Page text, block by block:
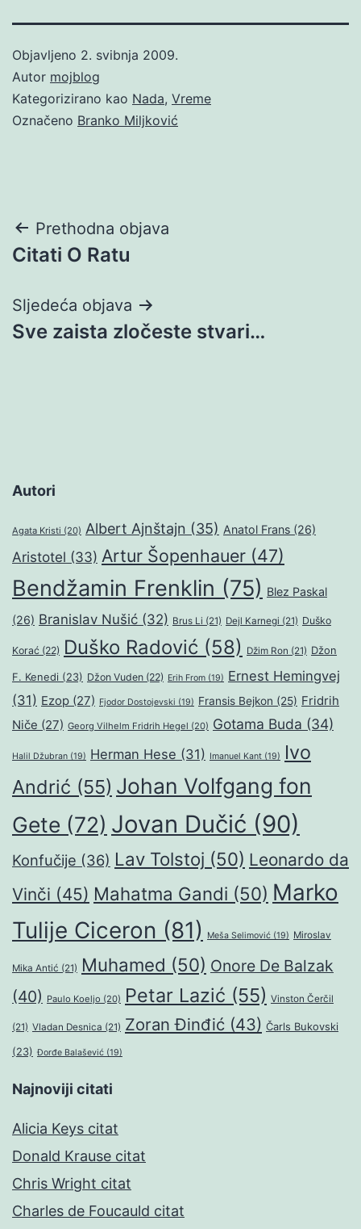
Objavljeno 2. svibnja 2009.
Autor mojblog
Kategorizirano kao Nada, Vreme
Označeno Branko Miljković
Navigacija
objava
Prethodna objava
Citati O Ratu
Sljedeća objava
Sve zaista zločeste stvari…
Autori
Agata Kristi (20) Albert Ajnštajn (35) Anatol Frans (26)
Aristotel (33) Artur Šopenhauer (47)
Bendžamin Frenklin (75) Blez Paskal
(26) Branislav Nušić (32) Brus Li (21) Dejl Karnegi (21) Duško
Korać (22) Duško Radović (58) Džim Ron (21) Džon
F. Kenedi (23) Džon Vuden (22) Erih From (19) Ernest Hemingvej
(31) Ezop (27) Fjodor Dostojevski (19) Fransis Bejkon (25) Fridrih
Niče (27) Georg Vilhelm Fridrih Hegel (20) Gotama Buda (34)
Halil Džubran (19) Herman Hese (31) Imanuel Kant (19)
Ivo
Andrić (55) Johan Volfgang fon
Gete (72) Jovan Dučić (90)
Konfučije (36) Lav Tolstoj (50) Leonardo da
Vinči (45) Mahatma Gandi (50) Marko
Tulije Ciceron (81) Meša Selimović (19) Miroslav
Mika Antić (21) Muhamed (50) Onore De Balzak
(40) Paulo Koeljo (20) Petar Lazić (55) Vinston Čerčil
(21) Vladan Desnica (21) Zoran Đinđić (43) Čarls Bukovski
(23) Đorđe Balašević (19)
Najnoviji citati
Alicia Keys citat
Donald Krause citat
Chris Wright citat
Charles de Foucauld citat